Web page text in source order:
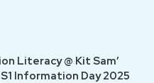
Literacy @ Kit Sam’
Information Day 2025